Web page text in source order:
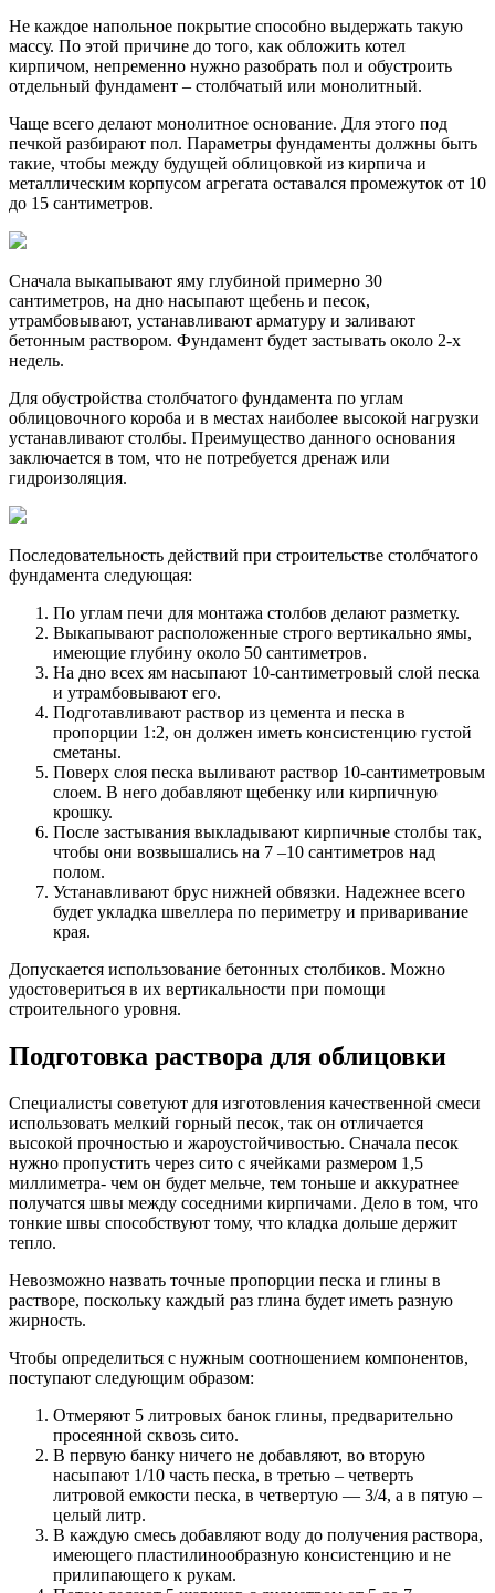
Не каждое напольное покрытие способно выдержать такую
массу. По этой причине до того, как обложить котел
кирпичом, непременно нужно разобрать пол и обустроить
отдельный фундамент – столбчатый или монолитный.
Чаще всего делают монолитное основание. Для этого под
печкой разбирают пол. Параметры фундаменты должны быть
такие, чтобы между будущей облицовкой из кирпича и
металлическим корпусом агрегата оставался промежуток от 10
до 15 сантиметров.
Сначала выкапывают яму глубиной примерно 30
сантиметров, на дно насыпают щебень и песок,
утрамбовывают, устанавливают арматуру и заливают
бетонным раствором. Фундамент будет застывать около 2-х
недель.
Для обустройства столбчатого фундамента по углам
облицовочного короба и в местах наиболее высокой нагрузки
устанавливают столбы. Преимущество данного основания
заключается в том, что не потребуется дренаж или
гидроизоляция.
Последовательность действий при строительстве столбчатого
фундамента следующая:
По углам печи для монтажа столбов делают разметку.
Выкапывают расположенные строго вертикально ямы,
имеющие глубину около 50 сантиметров.
На дно всех ям насыпают 10-сантиметровый слой песка
и утрамбовывают его.
Подготавливают раствор из цемента и песка в
пропорции 1:2, он должен иметь консистенцию густой
сметаны.
Поверх слоя песка выливают раствор 10-сантиметровым
слоем. В него добавляют щебенку или кирпичную
крошку.
После застывания выкладывают кирпичные столбы так,
чтобы они возвышались на 7 –10 сантиметров над
полом.
Устанавливают брус нижней обвязки. Надежнее всего
будет укладка швеллера по периметру и приваривание
края.
Допускается использование бетонных столбиков. Можно
удостовериться в их вертикальности при помощи
строительного уровня.
Подготовка раствора для облицовки
Специалисты советуют для изготовления качественной смеси
использовать мелкий горный песок, так он отличается
высокой прочностью и жароустойчивостью. Сначала песок
нужно пропустить через сито с ячейками размером 1,5
миллиметра- чем он будет мельче, тем тоньше и аккуратнее
получатся швы между соседними кирпичами. Дело в том, что
тонкие швы способствуют тому, что кладка дольше держит
тепло.
Невозможно назвать точные пропорции песка и глины в
растворе, поскольку каждый раз глина будет иметь разную
жирность.
Чтобы определиться с нужным соотношением компонентов,
поступают следующим образом:
Отмеряют 5 литровых банок глины, предварительно
просеянной сквозь сито.
В первую банку ничего не добавляют, во вторую
насыпают 1/10 часть песка, в третью – четверть
литровой емкости песка, в четвертую — 3/4, а в пятую –
целый литр.
В каждую смесь добавляют воду до получения раствора,
имеющего пластилинообразную консистенцию и не
прилипающего к рукам.